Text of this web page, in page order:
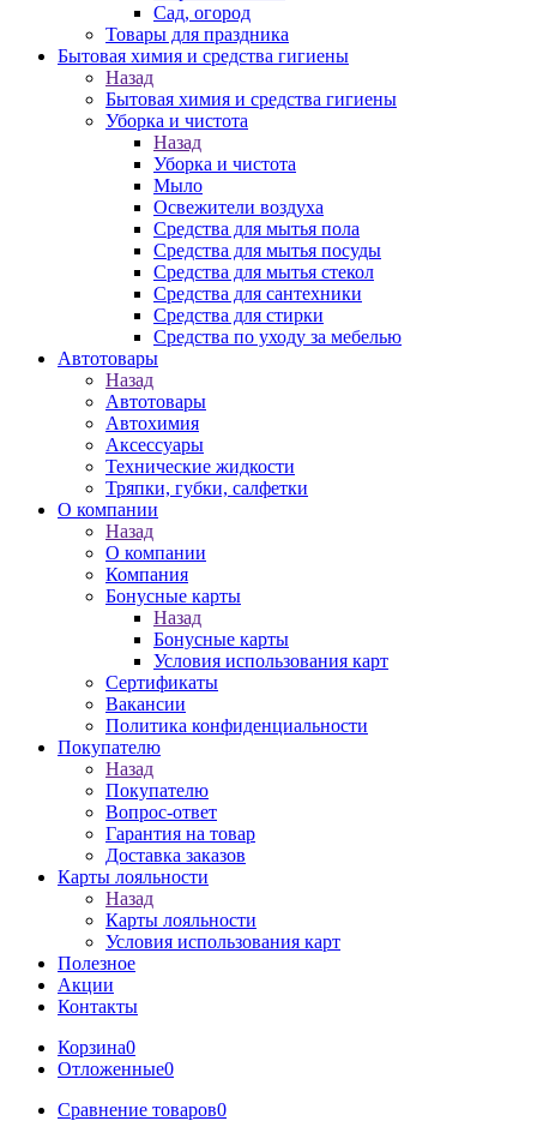
Сад, огород
Товары для праздника
Бытовая химия и средства гигиены
Назад
Бытовая химия и средства гигиены
Уборка и чистота
Назад
Уборка и чистота
Мыло
Освежители воздуха
Средства для мытья пола
Средства для мытья посуды
Средства для мытья стекол
Средства для сантехники
Средства для стирки
Средства по уходу за мебелью
Автотовары
Назад
Автотовары
Автохимия
Аксессуары
Технические жидкости
Тряпки, губки, салфетки
О компании
Назад
О компании
Компания
Бонусные карты
Назад
Бонусные карты
Условия использования карт
Сертификаты
Вакансии
Политика конфиденциальности
Покупателю
Назад
Покупателю
Вопрос-ответ
Гарантия на товар
Доставка заказов
Карты лояльности
Назад
Карты лояльности
Условия использования карт
Полезное
Акции
Контакты
Корзина0
Отложенные0
Сравнение товаров0